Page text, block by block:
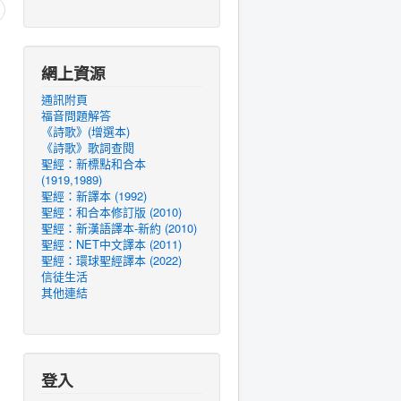
網上資源
通訊附頁
福音問題解答
《詩歌》(增選本)
《詩歌》歌詞查閱
聖經：新標點和合本
(1919,1989)
聖經：新譯本 (1992)
聖經：和合本修訂版 (2010)
聖經：新漢語譯本-新約 (2010)
聖經：NET中文譯本 (2011)
聖經：環球聖經譯本 (2022)
信徒生活
其他連結
登入